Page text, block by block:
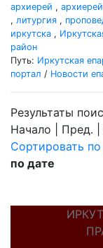
архиерей ,
, литургия ,
иркутска ,
район
Путь: Иркутская
портал / Новости
Результаты
Начало | Пред. |
Сортировать
по дате